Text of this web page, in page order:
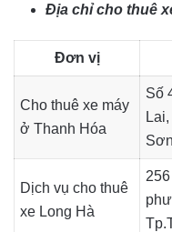
Địa chỉ cho thuê
Đơn vị
Cho thuê xe máy
ở Thanh Hóa
Số
Sơn
Dịch vụ cho thuê
xe Long Hà